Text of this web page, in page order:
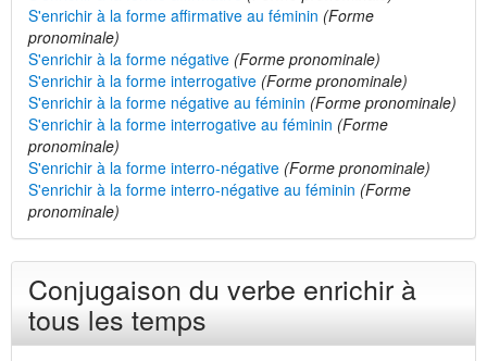
S'enrichir à la forme affirmative au féminin (Forme
pronominale)
S'enrichir à la forme négative (Forme pronominale)
S'enrichir à la forme interrogative (Forme pronominale)
S'enrichir à la forme négative au féminin (Forme pronominale)
S'enrichir à la forme interrogative au féminin (Forme
pronominale)
S'enrichir à la forme interro-négative (Forme pronominale)
S'enrichir à la forme interro-négative au féminin (Forme
pronominale)
Conjugaison du verbe enrichir à
tous les temps